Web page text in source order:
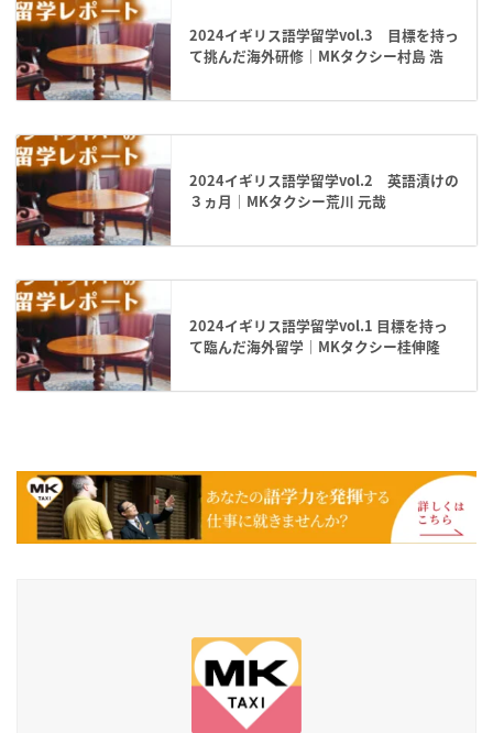
2024イギリス語学留学vol.3 目標を持っ
て挑んだ海外研修｜MKタクシー村島 浩
2024イギリス語学留学vol.2 英語漬けの
３ヵ月｜MKタクシー荒川 元哉
2024イギリス語学留学vol.1 目標を持っ
て臨んだ海外留学｜MKタクシー桂伸隆